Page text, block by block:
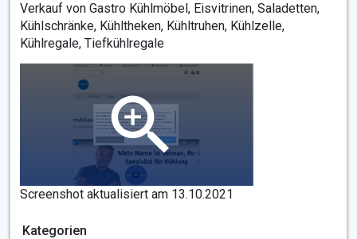
Verkauf von Gastro Kühlmöbel, Eisvitrinen, Saladetten,
Kühlschränke, Kühltheken, Kühltruhen, Kühlzelle,
Kühlregale, Tiefkühlregale
Screenshot aktualisiert am 13.10.2021
Kategorien